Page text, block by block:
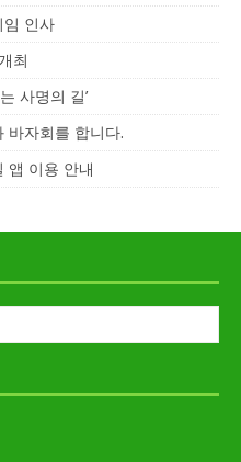
임 인사
최
사명의 길’
바자회를 합니다.
앱 이용 안내